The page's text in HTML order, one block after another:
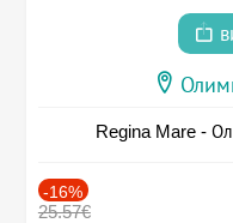
Regina Mare -
-16%
25.57€